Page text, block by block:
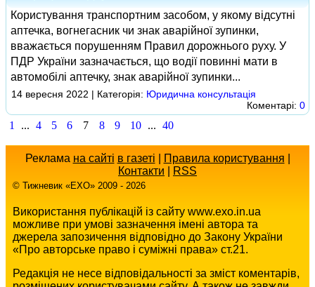
Користування транспортним засобом, у якому відсутні
аптечка, вогнегасник чи знак аварійної зупинки,
вважається порушенням Правил дорожнього руху. У
ПДР України зазначається, що водії повинні мати в
автомобілі аптечку, знак аварійної зупинки...
14 вересня 2022 | Категорія: Юридична консультація
Коментарі: 0
1 ... 4 5 6 7 8 9 10 ... 40
Реклама на сайті в газеті Правила користування
Контакти
RSS
© Тижневик «EХO» 2009 - 2026
Використання публікацій із сайту www.exo.in.ua
можливе при умові зазначення імені автора та
джерела запозичення відповідно до Закону України
«Про авторське право і суміжні права» ст.21.
Редакція не несе відповідальності за зміст коментарів,